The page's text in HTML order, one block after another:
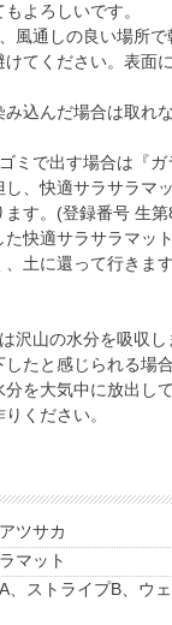
よろしいです。
風通しの良い場所で
てください。表面
込んだ場合は取れ
ミで出す場合は『ガ
、快適サラサラマ
す。(登録番号 生
快適サラサラマッ
、土に還って行きま
沢山の水分を吸収し
たと感じられる場
を大気中に放出して
ください。
ツサカ
マット
、ストライプB、ウ